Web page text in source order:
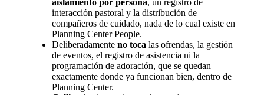
interacción pastoral y la distribución de
compañeros de cuidado, nada de lo cual existe en
Planning Center People.
Deliberadamente no toca las ofrendas, la gestión
de eventos, el registro de asistencia ni la
programación de adoración, que se quedan
exactamente donde ya funcionan bien, dentro de
Planning Center.